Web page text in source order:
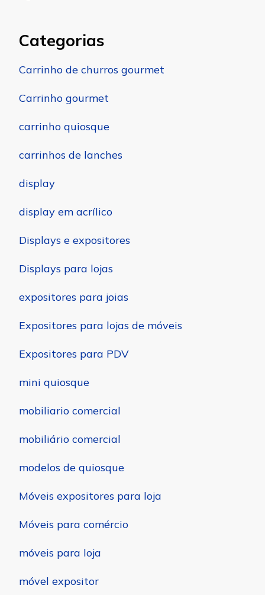
Categorias
Carrinho de churros gourmet
Carrinho gourmet
carrinho quiosque
carrinhos de lanches
display
display em acrílico
Displays e expositores
Displays para lojas
expositores para joias
Expositores para lojas de móveis
Expositores para PDV
mini quiosque
mobiliario comercial
mobiliário comercial
modelos de quiosque
Móveis expositores para loja
Móveis para comércio
móveis para loja
móvel expositor